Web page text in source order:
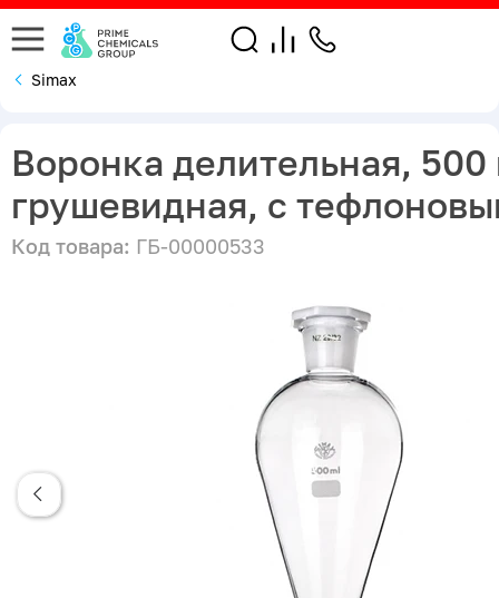
Simax
Воронка делительная, 500
грушевидная, с
Код товара: ГБ-00000533